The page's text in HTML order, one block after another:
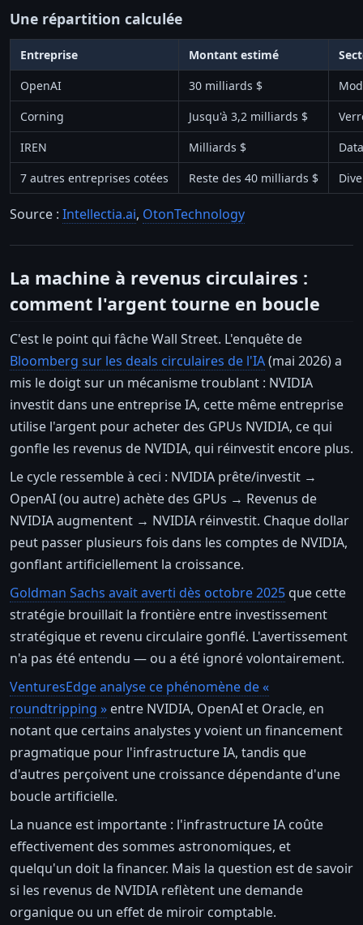
Une répartition calculée
Entreprise Montant estimé
OpenAI
30 milliards $
Corning
Jusqu'à 3,2 milliards $
IREN
Milliards $
7 autres entreprises cotées
Reste des 40 milliards $
Source : Intellectia.ai, OtonTechnology
La machine à revenus circulaires :
comment l'argent tourne en boucle
C'est le point qui fâche Wall Street. L'enquête de
Bloomberg sur les deals circulaires de l'IA(mai 2026) a
mis le doigt sur un mécanisme troublant : NVIDIA
investit dans une entreprise IA, cette même entreprise
utilise l'argent pour acheter des GPUs NVIDIA, ce qui
gonfle les revenus de NVIDIA, qui réinvestit encore plus.
Le cycle ressemble à ceci : NVIDIA prête/investit →
OpenAI (ou autre) achète des GPUs → Revenus de
NVIDIA augmentent → NVIDIA réinvestit. Chaque dollar
peut passer plusieurs fois dans les comptes de NVIDIA,
gonflant artificiellement la croissance.
Goldman Sachs avait averti dès octobre 2025 que cette
stratégie brouillait la frontière entre investissement
stratégique et revenu circulaire gonflé. L'avertissement
n'a pas été entendu — ou a été ignoré volontairement.
VenturesEdge analyse ce phénomène de «
roundtripping » entre NVIDIA, OpenAI et Oracle, en
notant que certains analystes y voient un financement
pragmatique pour l'infrastructure IA, tandis que
d'autres perçoivent une croissance dépendante d'une
boucle artificielle.
La nuance est importante : l'infrastructure IA coûte
effectivement des sommes astronomiques, et
quelqu'un doit la financer. Mais la question est de savoir
si les revenus de NVIDIA reflètent une demande
organique ou un effet de miroir comptable.